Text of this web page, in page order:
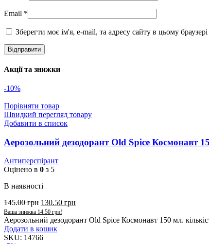
Email *
Зберегти моє ім'я, e-mail, та адресу сайту в цьому
Акції та знижки
-10%
Порівняти товар
Швидкий перегляд товару
Добавити в список
Аерозольний дезодорант Old Spice Космонавт
Антиперспірант
Оцінено в 0 з 5
В наявності
145.00грн 130.50 грн
Ваша знижка 14.50 грн!
Аерозольний дезодорант Old Spice Космонавт 150 мл.
Додати в кошик
SKU: 14766